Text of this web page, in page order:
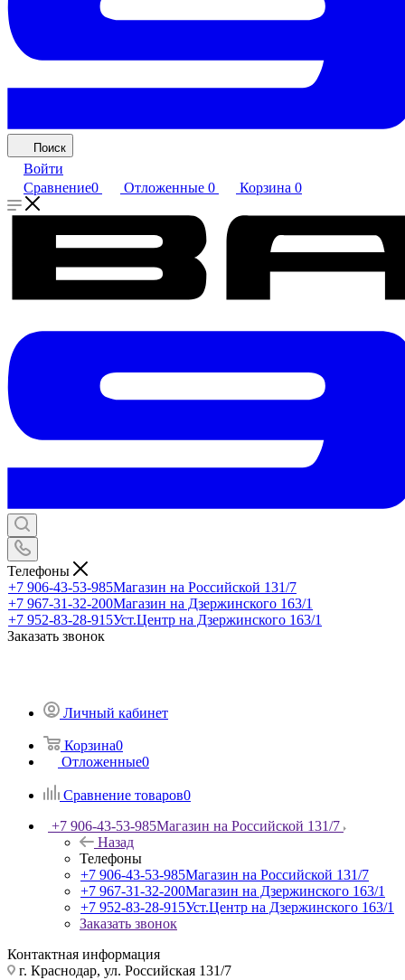
Поиск
Войти
Сравнение0 Отложенные 0 Корзина 0
Телефоны
+7 906-43-53-985Магазин на Российской 131/7
+7 967-31-32-200Магазин на Дзержинского 163/1
+7 952-83-28-915Уст.Центр на Дзержинского 163/1
Заказать звонок
Личный кабинет
Корзина0
Отложенные0
Сравнение товаров0
+7 906-43-53-985Магазин на Российской 131/7
Назад
Телефоны
+7 906-43-53-985Магазин на Российской 131/7
+7 967-31-32-200Магазин на Дзержинского 163/1
+7 952-83-28-915Уст.Центр на Дзержинского 163/1
Заказать звонок
Контактная информация
г. Краснодар, ул. Российская 131/7